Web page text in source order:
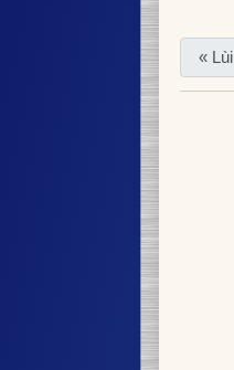
« Lùi